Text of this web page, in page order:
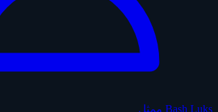
Bash Luks ممثل